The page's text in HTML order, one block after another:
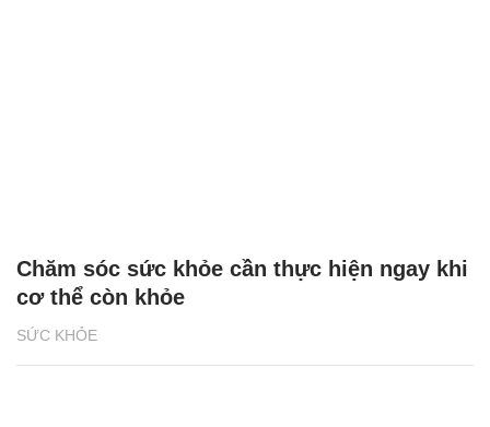
SỨC KHỎE
Chăm sóc sức khỏe cần thực hiện ngay khi
cơ thể còn khỏe